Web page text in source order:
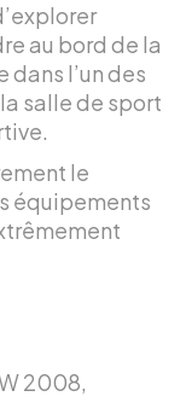
au bord de la
dans l’un des
salle de sport
le
équipements
2008,